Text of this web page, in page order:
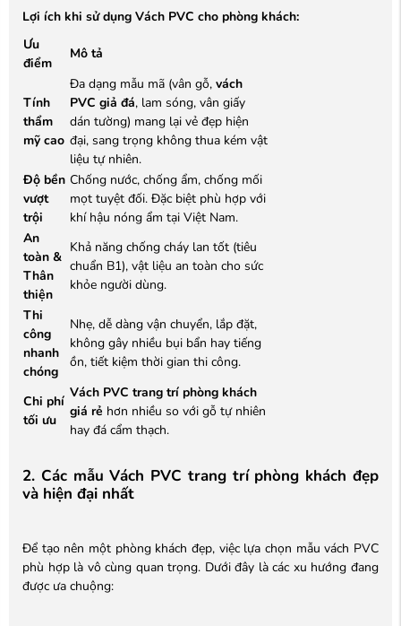
Lợi ích khi sử dụng Vách PVC cho phòng khách:
Ưu
điểm
Mô tả
Tính
thẩm
mỹ cao
Đa dạng mẫu mã (vân gỗ, vách
PVC giả đá, lam sóng, vân giấy
dán tường) mang lại vẻ đẹp hiện
đại, sang trọng không thua kém vật
liệu tự nhiên.
Độ bền
vượt
trội
Chống nước, chống ẩm, chống mối
mọt tuyệt đối. Đặc biệt phù hợp với
khí hậu nóng ẩm tại Việt Nam.
An
toàn &
Thân
thiện
Khả năng chống cháy lan tốt (tiêu
chuẩn B1), vật liệu an toàn cho sức
khỏe người dùng.
Thi
công
nhanh
chóng
Nhẹ, dễ dàng vận chuyển, lắp đặt,
không gây nhiều bụi bẩn hay tiếng
ồn, tiết kiệm thời gian thi công.
Chi phí
tối ưu
Vách PVC trang trí phòng khách
giá rẻ hơn nhiều so với gỗ tự nhiên
hay đá cẩm thạch.
2. Các mẫu Vách PVC trang trí phòng khách đẹp
và hiện đại nhất
Để tạo nên một phòng khách đẹp, việc lựa chọn mẫu vách PVC
phù hợp là vô cùng quan trọng. Dưới đây là các xu hướng đang
được ưa chuộng: